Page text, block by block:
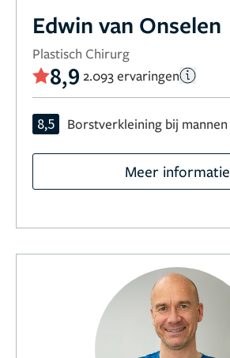
Edwin van Onselen
Plastisch Chirurg
8,9 2.093 ervaringen
8,5 Borstverkleining bij mannen
Meer informatie